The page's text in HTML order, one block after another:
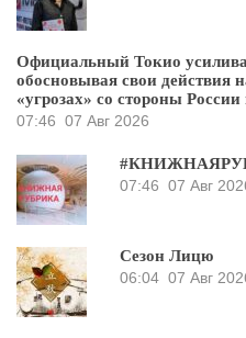
Официальный Токио
обосновывая свои действия
«угрозах» со стороны
07:46 07 Авг 2026
07:46 07 Авг
Сезон Лицю
06:04 07 Авг